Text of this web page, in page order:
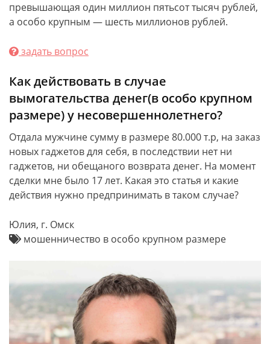
превышающая один миллион пятьсот тысяч рублей,
а особо крупным — шесть миллионов рублей.
задать вопрос
Как действовать в случае
вымогательства денег(в особо крупном
размере) у несовершеннолетнего?
Отдала мужчине сумму в размере 80.000 т.р, на заказ
новых гаджетов для себя, в последствии нет ни
гаджетов, ни обещаного возврата денег. На момент
сделки мне было 17 лет. Какая это статья и какие
действия нужно предпринимать в таком случае?
Юлия, г. Омск
мошенничество в особо крупном размере